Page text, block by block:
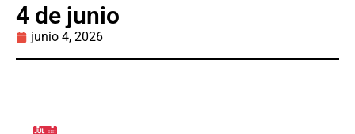
4 de junio
junio 4, 2026